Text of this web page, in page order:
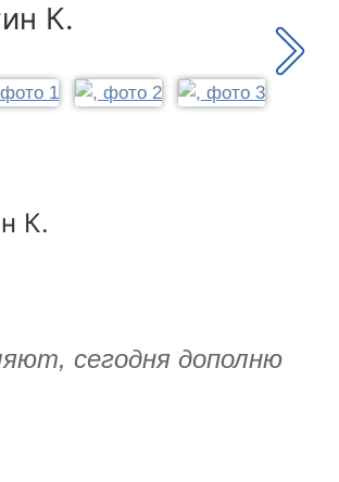
К.
К.
сегодня дополню